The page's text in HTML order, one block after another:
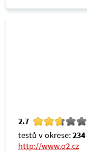
2.7
testů v okrese:234
http://www.o2.cz